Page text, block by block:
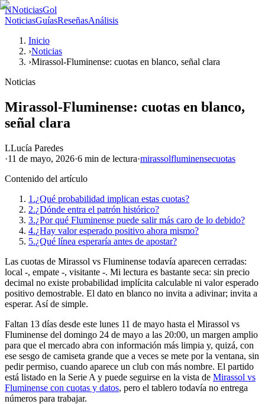
NNoticiasGol
NoticiasGuíasReseñasAnálisis
Inicio
›Noticias
›Mirassol-Fluminense: cuotas en blanco, señal clara
Noticias
Mirassol-Fluminense: cuotas en blanco,
señal clara
LLucía Paredes
·11 de mayo, 2026·6 min de lectura·mirassolfluminensecuotas
Contenido del artículo
1.¿Qué probabilidad implican estas cuotas?
2.¿Dónde entra el patrón histórico?
3.¿Por qué Fluminense puede salir más caro de lo debido?
4.¿Hay valor esperado positivo ahora mismo?
5.¿Qué línea esperaría antes de apostar?
Las cuotas de Mirassol vs Fluminense todavía aparecen cerradas:
local -, empate -, visitante -. Mi lectura es bastante seca: sin precio
decimal no existe probabilidad implícita calculable ni valor esperado
positivo demostrable. El dato en blanco no invita a adivinar; invita a
esperar. Así de simple.
Faltan 13 días desde este lunes 11 de mayo hasta el Mirassol vs
Fluminense del domingo 24 de mayo a las 20:00, un margen amplio
para que el mercado abra con información más limpia y, quizá, con
ese sesgo de camiseta grande que a veces se mete por la ventana, sin
pedir permiso, cuando aparece un club con más nombre. El partido
está listado en la Serie A y puede seguirse en la vista de Mirassol vs
Fluminense con cuotas y datos, pero el tablero todavía no entrega
números para trabajar.